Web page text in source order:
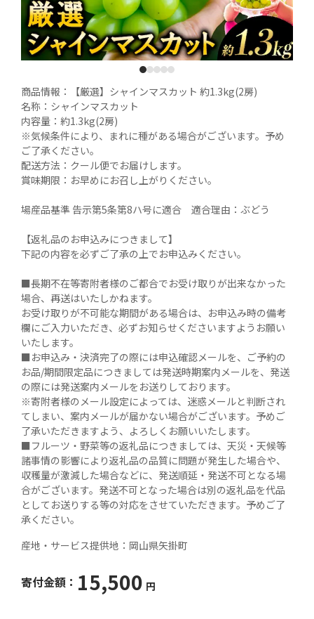
1 2 3 4 5
商品情報：【厳選】シャインマスカット 約1.3kg(2房)
名称：シャインマスカット
内容量：約1.3kg(2房)
※気候条件により、まれに種がある場合がございます。予め
ご了承ください。
配送方法：クール便でお届けします。
賞味期限：お早めにお召し上がりください。
場産品基準 告示第5条第8ハ号に適合　適合理由：ぶどう
【返礼品のお申込みにつきまして】
下記の内容を必ずご了承の上でお申込みください。
■長期不在等寄附者様のご都合でお受け取りが出来なかった
場合、再送はいたしかねます。
お受け取りが不可能な期間がある場合は、お申込み時の備考
欄にご入力いただき、必ずお知らせくださいますようお願い
いたします。
■お申込み・決済完了の際には申込確認メールを、ご予約の
お品/期間限定品につきましては発送時期案内メールを、発送
の際には発送案内メールをお送りしております。
※寄附者様のメール設定によっては、迷惑メールと判断され
てしまい、案内メールが届かない場合がございます。予めご
了承いただきますよう、よろしくお願いいたします。
■フルーツ・野菜等の返礼品につきましては、天災・天候等
諸事情の影響により返礼品の品質に問題が発生した場合や、
収穫量が激減した場合などに、発送順延・発送不可となる場
合がございます。発送不可となった場合は別の返礼品を代品
としてお送りする等の対応をさせていただきます。予めご了
承ください。
産地・サービス提供地： 岡山県矢掛町
寄付金額： 15,500 円